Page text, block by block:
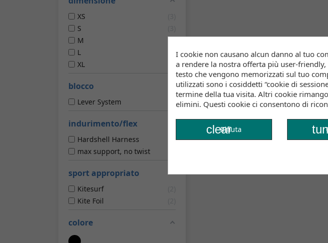
XS
S
M
3
L
XL
blocco
Lever System
indurimento/flex
Hardshell Harness
max support, no twist
sport appropriato
Kitesurf
Kite Foil
colore
I cookie non causano alcun danno al tuo
a rendere la nostra offerta più user-
testo che vengono memorizzati sul tuo
utilizzati sono i cosiddetti “cookie di
termine della tua visita. Altri cookie
elimini. Questi cookie ci consentono di
clear
Rifiuta